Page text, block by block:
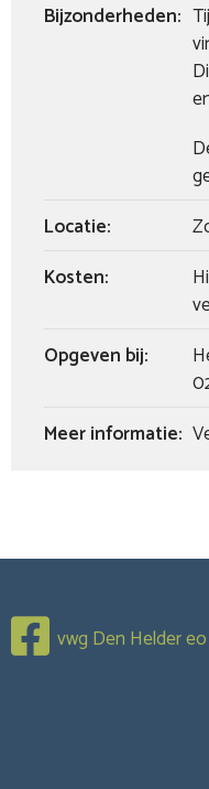
Bijzonderheden:
Locatie:
Kosten:
Opgeven bij:
Meer informatie:
vwg Den Helder eo